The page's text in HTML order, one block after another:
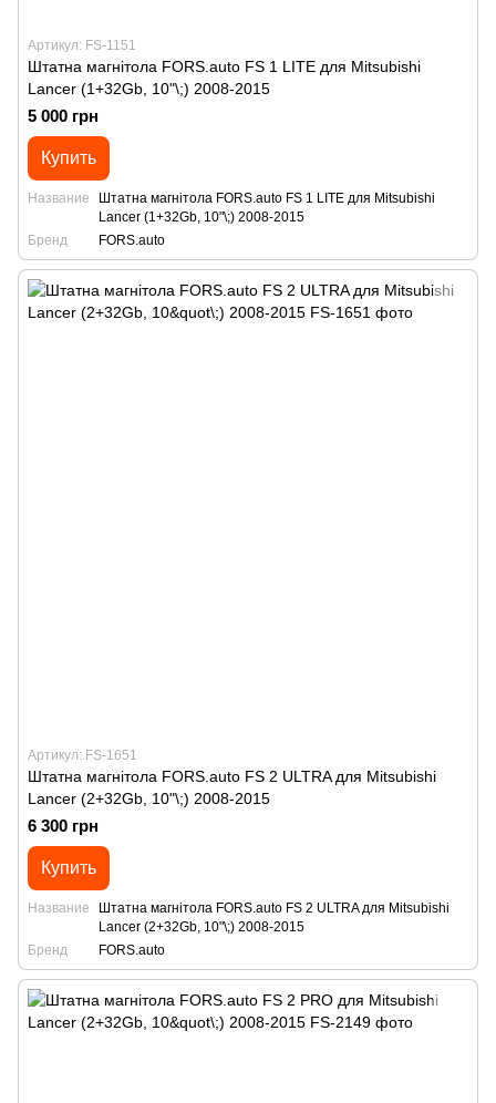
Артикул: FS-1151
Штатна магнітола FORS.auto FS 1 LITE для Mitsubishi
Lancer (1+32Gb, 10"\;) 2008-2015
5 000 грн
Купить
Название
Штатна магнітола FORS.auto FS 1 LITE для Mitsubishi
Lancer (1+32Gb, 10"\;) 2008-2015
Бренд
FORS.auto
Артикул: FS-1651
Штатна магнітола FORS.auto FS 2 ULTRA для Mitsubishi
Lancer (2+32Gb, 10"\;) 2008-2015
6 300 грн
Купить
Название
Штатна магнітола FORS.auto FS 2 ULTRA для Mitsubishi
Lancer (2+32Gb, 10"\;) 2008-2015
Бренд
FORS.auto